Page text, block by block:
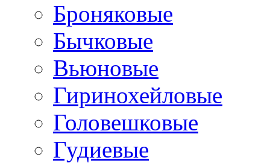
Броняковые
Бычковые
Вьюновые
Гиринохейловые
Головешковые
Гудиевые